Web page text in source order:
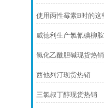
氯化乙酰胆碱现货热销
西他列汀现货热销
三氯叔丁醇现货热销